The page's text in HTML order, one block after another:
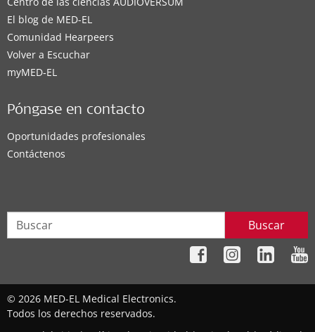
El blog de MED-EL
Comunidad Hearpeers
Volver a Escuchar
myMED‑EL
Póngase en contacto
Oportunidades profesionales
Contáctenos
Buscar
© 2026 MED-EL Medical Electronics.
Todos los derechos reservados.